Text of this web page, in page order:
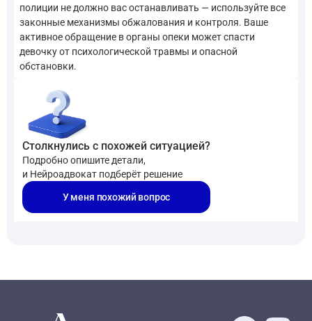
полиции не должно вас останавливать — используйте все
законные механизмы обжалования и контроля. Ваше
активное обращение в органы опеки может спасти
девочку от психологической травмы и опасной
обстановки.
Столкнулись с похожей ситуацией?
Подробно опишите детали,
и Нейроадвокат подберёт решение
У меня похожий вопрос